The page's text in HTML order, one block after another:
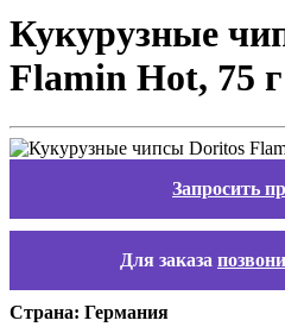
Кукурузные
Flamin Hot, 75 г
Запросить
Для заказа
Страна: Германия